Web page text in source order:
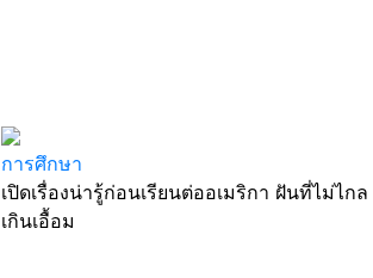
การศึกษา
เปิดเรื่องน่ารู้ก่อนเรียนต่ออเมริกา ฝันที่ไม่ไกล
เกินเอื้อม